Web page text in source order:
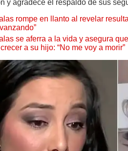
y agradece el respaldo de sus
rompe en llanto al revelar
se aferra a la vida y asegura
a su hijo: “No me voy a morir”